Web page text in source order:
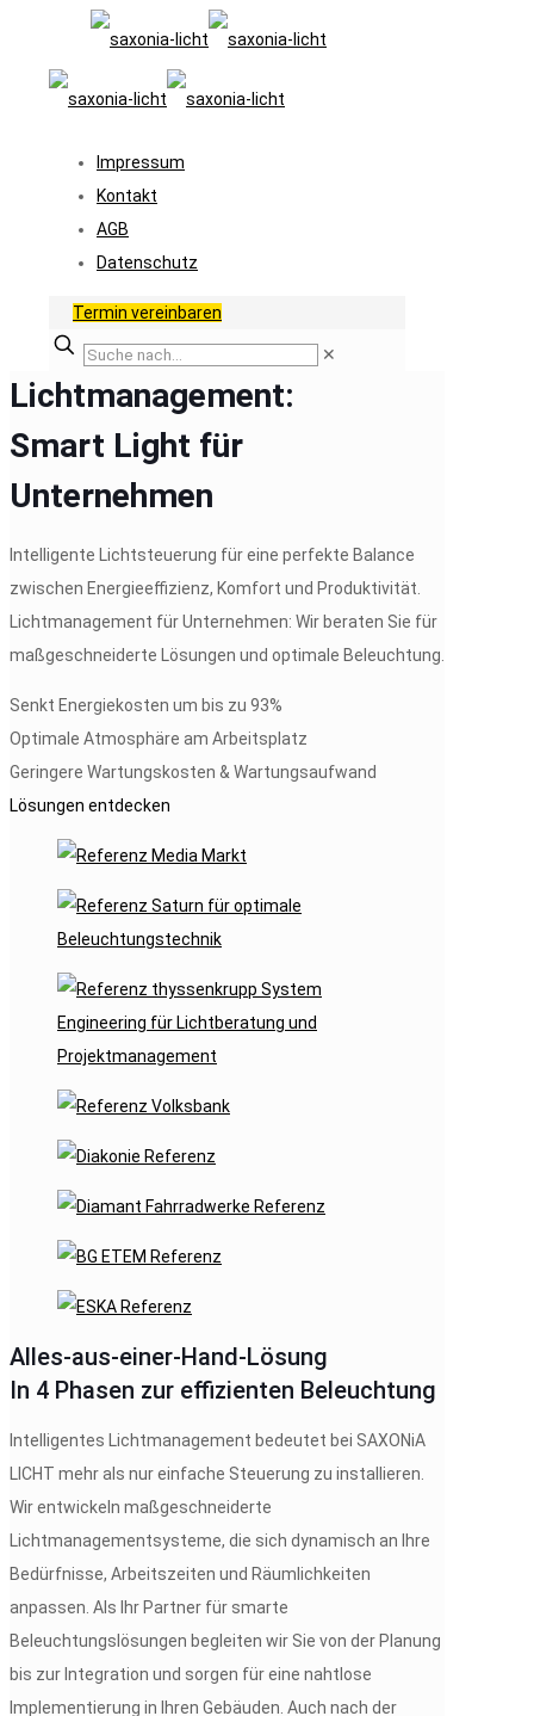
Impressum
Kontakt
AGB
Datenschutz
Termin vereinbaren
✕
Lichtmanagement:
Smart Light für
Unternehmen
Intelligente Lichtsteuerung für eine perfekte Balance
zwischen Energieeffizienz, Komfort und Produktivität.
Lichtmanagement für Unternehmen: Wir beraten Sie für
maßgeschneiderte Lösungen und optimale Beleuchtung.
Senkt Energiekosten um bis zu 93%
Optimale Atmosphäre am Arbeitsplatz
Geringere Wartungskosten & Wartungsaufwand
Lösungen entdecken
Alles-aus-einer-Hand-Lösung
In 4 Phasen zur effizienten Beleuchtung
Intelligentes Lichtmanagement bedeutet bei SAXONiA
LICHT mehr als nur einfache Steuerung zu installieren.
Wir entwickeln maßgeschneiderte
Lichtmanagementsysteme, die sich dynamisch an Ihre
Bedürfnisse, Arbeitszeiten und Räumlichkeiten
anpassen. Als Ihr Partner für smarte
Beleuchtungslösungen begleiten wir Sie von der Planung
bis zur Integration und sorgen für eine nahtlose
Implementierung in Ihren Gebäuden. Auch nach der